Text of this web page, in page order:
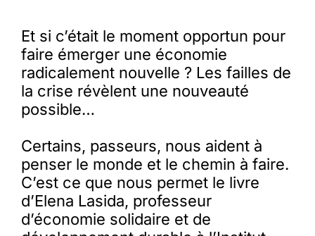
La revue Responsables
Et si c’était le moment opportun pour
faire émerger une économie
radicalement nouvelle ? Les failles de
la crise révèlent une nouveauté
possible…
Certains, passeurs, nous aident à
penser le monde et le chemin à faire.
C’est ce que nous permet le livre
d’Elena Lasida, professeur
d’économie solidaire et de